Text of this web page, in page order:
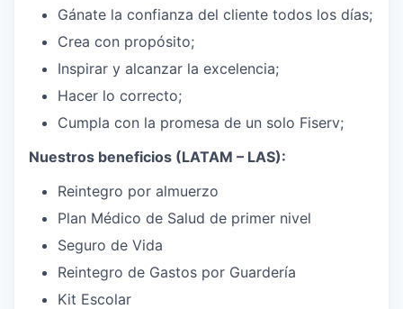
Gánate la confianza del cliente todos los días;
Crea con propósito;
Inspirar y alcanzar la excelencia;
Hacer lo correcto;
Cumpla con la promesa de un solo Fiserv;
Nuestros beneficios (LATAM – LAS):
Reintegro por almuerzo
Plan Médico de Salud de primer nivel
Seguro de Vida
Reintegro de Gastos por Guardería
Kit Escolar